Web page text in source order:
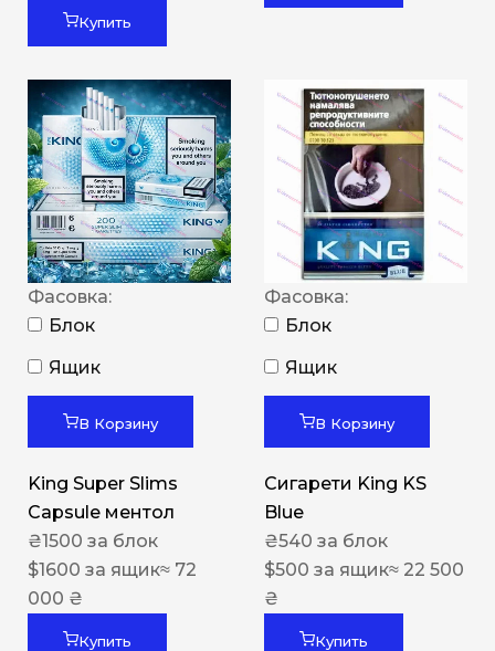
Купить
Фасовка:
Блок
Ящик
В Корзину
King Super Slims
Capsule ментол
₴1500 за блок
$1600 за ящик≈ 72
000 ₴
Купить
Фасовка:
Блок
Ящик
В Корзину
Сигарети King KS
Blue
₴540 за блок
$500 за ящик≈ 22 500
₴
Купить